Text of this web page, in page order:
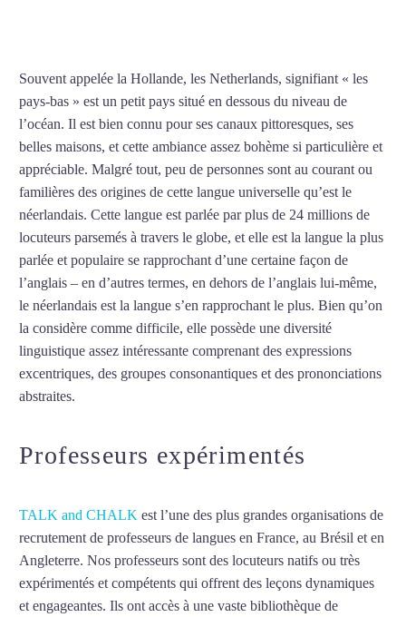
Souvent appelée la Hollande, les Netherlands, signifiant « les
pays-bas » est un petit pays situé en dessous du niveau de
l’océan. Il est bien connu pour ses canaux pittoresques, ses
belles maisons, et cette ambiance assez bohème si particulière et
appréciable. Malgré tout, peu de personnes sont au courant ou
familières des origines de cette langue universelle qu’est le
néerlandais. Cette langue est parlée par plus de 24 millions de
locuteurs parsemés à travers le globe, et elle est la langue la plus
parlée et populaire se rapprochant d’une certaine façon de
l’anglais – en d’autres termes, en dehors de l’anglais lui-même,
le néerlandais est la langue s’en rapprochant le plus. Bien qu’on
la considère comme difficile, elle possède une diversité
linguistique assez intéressante comprenant des expressions
excentriques, des groupes consonantiques et des prononciations
abstraites.
Professeurs expérimentés
TALK and CHALK est l’une des plus grandes organisations de
recrutement de professeurs de langues en France, au Brésil et en
Angleterre. Nos professeurs sont des locuteurs natifs ou très
expérimentés et compétents qui offrent des leçons dynamiques
et engageantes. Ils ont accès à une vaste bibliothèque de